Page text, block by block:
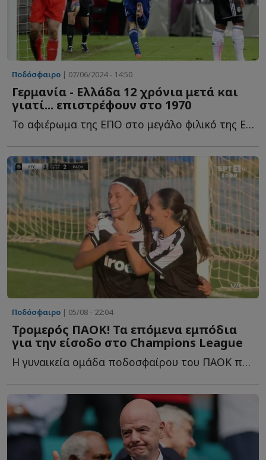
Ποδόσφαιρο | 07/06/2024 - 14:50
Γερμανία - Ελλάδα 12 χρόνια μετά και
γιατί... επιστρέφουν στο 1970
Το αφιέρωμα της ΕΠΟ στο μεγάλο φιλικό της Εθνικής Ελλάδας μ...
Ποδόσφαιρο | 05/08 - 22:04
Τρομερός ΠΑΟΚ! Τα επόμενα εμπόδια
για την είσοδο στο Champions League
Η γυναικεία ομάδα ποδοσφαίρου του ΠΑΟΚ προκρίθηκε σ...